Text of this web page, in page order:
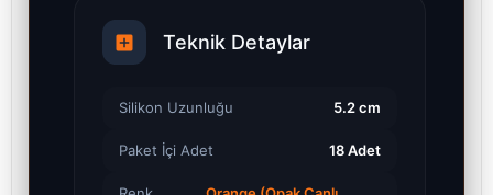
Teknik Detaylar
Silikon Uzunluğu 5.2 cm
Paket İçi Adet 18 Adet